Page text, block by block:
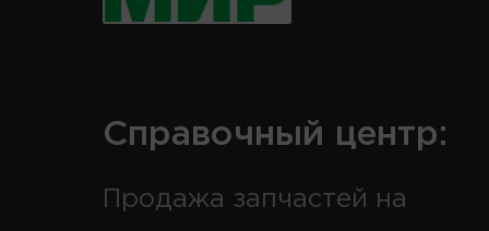
Справочный центр:
Продажа запчастей на